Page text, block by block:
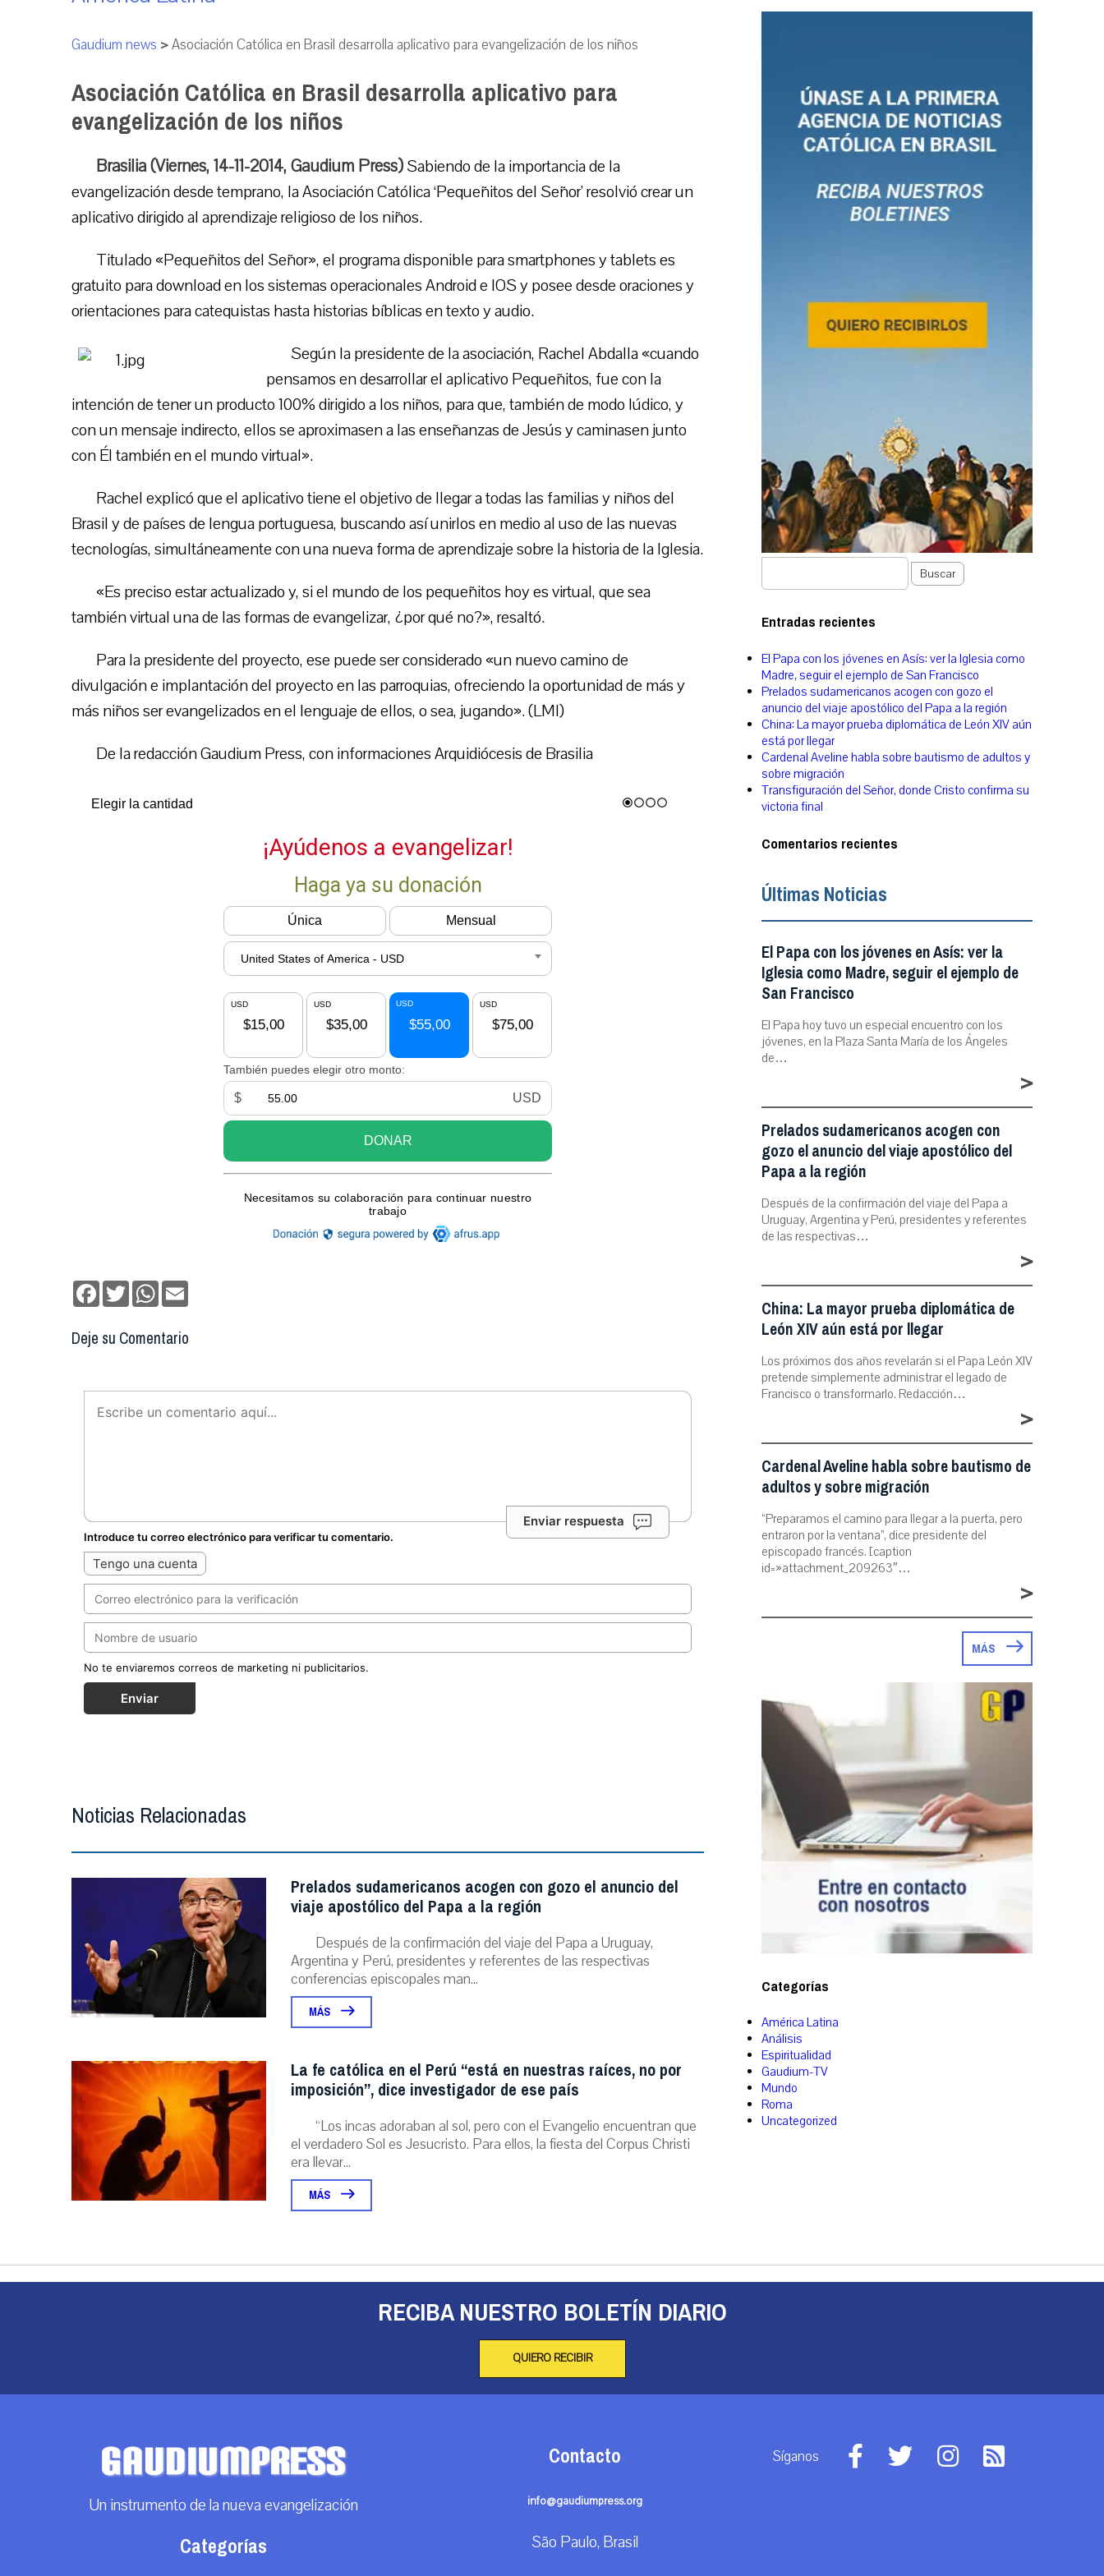
Gaudium news >Asociación Católica en Brasil desarrolla aplicativo para evangelización de los niños
Asociación Católica en Brasil desarrolla aplicativo para
evangelización de los niños
Brasilia (Viernes, 14-11-2014, Gaudium Press)Sabiendo de la importancia de la
evangelización desde temprano, la Asociación Católica ‘Pequeñitos del Señor’ resolvió crear un
aplicativo dirigido al aprendizaje religioso de los niños.
Titulado «Pequeñitos del Señor», el programa disponible para smartphones y tablets es
gratuito para download en los sistemas operacionales Android e IOS y posee desde oraciones y
orientaciones para catequistas hasta historias bíblicas en texto y audio.
Según la presidente de la asociación, Rachel Abdalla «cuando
pensamos en desarrollar el aplicativo Pequeñitos, fue con la
intención de tener un producto 100% dirigido a los niños, para que, también de modo lúdico, y
con un mensaje indirecto, ellos se aproximasen a las enseñanzas de Jesús y caminasen junto
con Él también en el mundo virtual».
Rachel explicó que el aplicativo tiene el objetivo de llegar a todas las familias y niños del
Brasil y de países de lengua portuguesa, buscando así unirlos en medio al uso de las nuevas
tecnologías, simultáneamente con una nueva forma de aprendizaje sobre la historia de la Iglesia.
«Es preciso estar actualizado y, si el mundo de los pequeñitos hoy es virtual, que sea
también virtual una de las formas de evangelizar, ¿por qué no?», resaltó.
Para la presidente del proyecto, ese puede ser considerado «un nuevo camino de
divulgación e implantación del proyecto en las parroquias, ofreciendo la oportunidad de más y
más niños ser evangelizados en el lenguaje de ellos, o sea, jugando». (LMI)
De la redacción Gaudium Press, con informaciones Arquidiócesis de Brasilia
Facebook
TwitterWhatsApp
Deje su Comentario
Enviar respuesta
Introduce tu correo electrónico para verificar tu comentario.
Tengo una cuenta
No te enviaremos correos de marketing ni publicitarios.
Enviar
Noticias Relacionadas
Prelados sudamericanos acogen con gozo el anuncio del
viaje apostólico del Papa a la región
Después de la confirmación del viaje del Papa a Uruguay,
Argentina y Perú, presidentes y referentes de las respectivas
conferencias episcopales man...
MÁS
La fe católica en el Perú “está en nuestras raíces, no por
imposición”, dice investigador de ese país
“Los incas adoraban al sol, pero con el Evangelio encuentran que
el verdadero Sol es Jesucristo. Para ellos, la fiesta del Corpus Christi
era llevar...
MÁS
Buscar
Entradas recientes
El Papa con los jóvenes en Asís: ver la Iglesia como
Madre, seguir el ejemplo de San Francisco
Prelados sudamericanos acogen con gozo el
anuncio del viaje apostólico del Papa a la región
China: La mayor prueba diplomática de León XIV aún
está por llegar
Cardenal Aveline habla sobre bautismo de adultos y
sobre migración
Transfiguración del Señor, donde Cristo confirma su
victoria final
Comentarios recientes
Últimas Noticias
El Papa con los jóvenes en Asís: ver la
Iglesia como Madre, seguir el ejemplo de
San Francisco
El Papa hoy tuvo un especial encuentro con los
jóvenes, en la Plaza Santa María de los Ángeles
de…
>
Prelados sudamericanos acogen con
gozo el anuncio del viaje apostólico del
Papa a la región
Después de la confirmación del viaje del Papa a
Uruguay, Argentina y Perú, presidentes y referentes
de las respectivas…
>
China: La mayor prueba diplomática de
León XIV aún está por llegar
Los próximos dos años revelarán si el Papa León XIV
pretende simplemente administrar el legado de
Francisco o transformarlo. Redacción…
>
Cardenal Aveline habla sobre bautismo de
adultos y sobre migración
“Preparamos el camino para llegar a la puerta, pero
entraron por la ventana”, dice presidente del
episcopado francés. [caption
id=»attachment_209263″…
>
MÁS
Categorías
América Latina
Análisis
Espiritualidad
Gaudium-TV
Mundo
Roma
Uncategorized
RECIBA NUESTRO BOLETÍN DIARIO
QUIERO RECIBIR
Un instrumento de la nueva evangelización
Categorías
Contacto
info@gaudiumpress.org
São Paulo, Brasil
Síganos